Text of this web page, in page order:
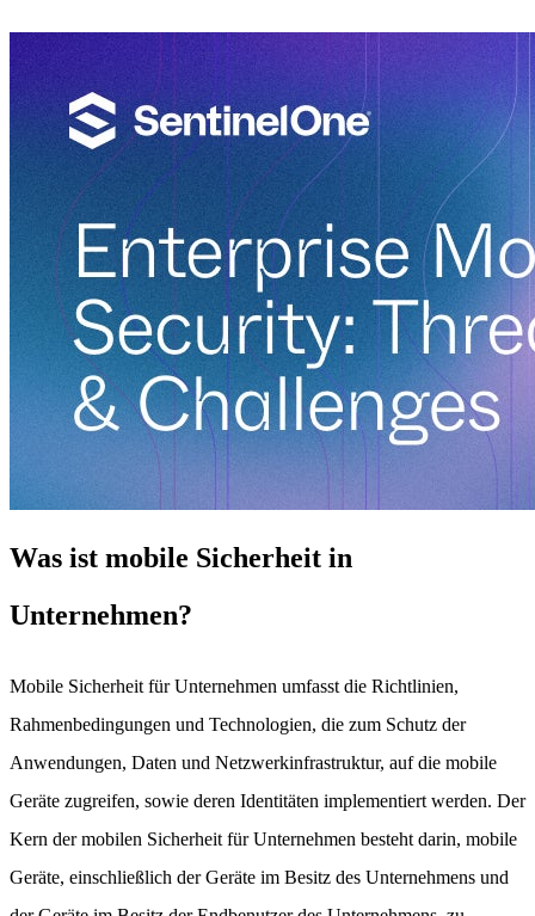
Was ist mobile Sicherheit in
Unternehmen?
Mobile Sicherheit für Unternehmen umfasst die Richtlinien,
Rahmenbedingungen und Technologien, die zum Schutz der
Anwendungen, Daten und Netzwerkinfrastruktur, auf die mobile
Geräte zugreifen, sowie deren Identitäten implementiert werden. Der
Kern der mobilen Sicherheit für Unternehmen besteht darin, mobile
Geräte, einschließlich der Geräte im Besitz des Unternehmens und